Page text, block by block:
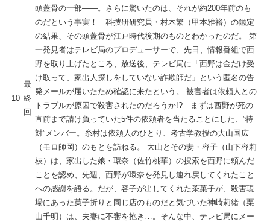
10
最
終
回
頭蓋骨の一部――。さらに驚いたのは、それが約200年前のも
のだという事実！ 科捜研研究員・村木繁（甲本雅裕）の鑑定
の結果、その頭蓋骨が江戸時代後期のものとわかったのだ。 第
一発見者はテレビ局のプロデューサーで、先日、情報番組で西
野を取り上げたところ、放送後、テレビ局に「西野は金だけ受
け取って、家出人探しをしていない詐欺師だ」という匿名の告
発メールが届いたため確認に来たという。 被害者は依頼人との
トラブルが原因で殺害されたのだろうか!? まずは西野が死の
直前まで請け負っていた5件の依頼者を当たることにした、”特
対”メンバー。糸村は依頼人のひとり、考古学教授の大山国広
（モロ師岡）のもとを訪ねる。 大山とその妻・容子（山下容莉
枝）は、家出した娘・環奈（佐竹桃華）の捜索を西野に頼んだ
ことを認め、先週、西野が環奈を発見し連れ戻してくれたこと
への感謝を語る。だが、容子が出してくれた茶菓子が、殺害現
場にあった菓子折りと同じ店のものだと気づいた神崎莉緒（栗
山千明）は、夫妻に不審を抱き…。そんな中、テレビ局にメー